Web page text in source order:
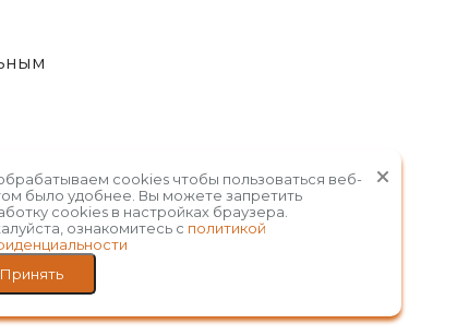
cookies чтобы пользоваться веб-
было удобнее. Вы можете запретить
сookies в настройках браузера.
ознакомитесь с политикой
Принять